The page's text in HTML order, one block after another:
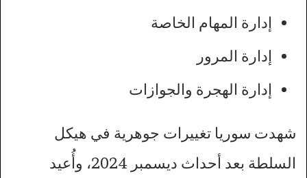
إدارة المهام الخاصة
إدارة المرور
إدارة الهجرة والجوازات
شهدت سوريا تغييرات جوهرية في هيكل
السلطة بعد أحداث ديسمبر 2024، وأُعيد